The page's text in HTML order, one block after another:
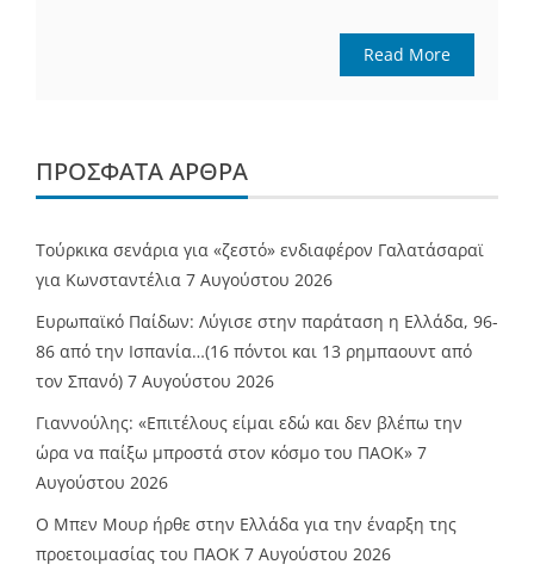
Read More
ΠΡΌΣΦΑΤΑ ΆΡΘΡΑ
Τούρκικα σενάρια για «ζεστό» ενδιαφέρον Γαλατάσαραϊ
για Κωνσταντέλια 7 Αυγούστου 2026
Ευρωπαϊκό Παίδων: Λύγισε στην παράταση η Ελλάδα, 96-
86 από την Ισπανία…(16 πόντοι και 13 ρημπαουντ από
τον Σπανό) 7 Αυγούστου 2026
Γιαννούλης: «Επιτέλους είμαι εδώ και δεν βλέπω την
ώρα να παίξω μπροστά στον κόσμο του ΠΑΟΚ» 7
Αυγούστου 2026
O Mπεν Μουρ ήρθε στην Ελλάδα για την έναρξη της
προετοιμασίας του ΠΑΟΚ 7 Αυγούστου 2026